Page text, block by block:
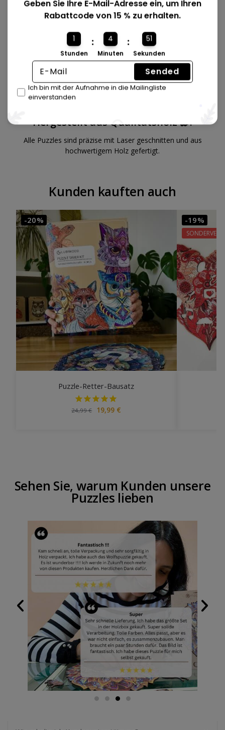
Hergestellt aus Qualitätsholz 🪵.
Alle Puzzles sind präzise mit Laser geschnitten und aus
hochwertigem Holz gefertigt.
Kunden kauften auch
-20%
Puzzle-Retter-Bausatz
24,99€ 19,99 €
-19%
Sehen Sie, warum Kunden unsere
Puzzles lieben
Geben Sie Ihre E-Mail-Adresse ein, um Ihren
Rabattcode von 15 % zu erhalten.
1
Stunden
: 4
Minuten
: 50
Sekunden
Sended
Ich bin mit der Aufnahme in die Mailingliste
einverstanden